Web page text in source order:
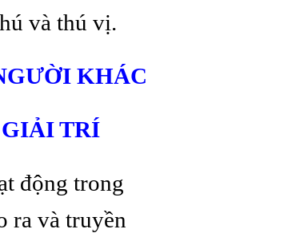
và thú vị.
KHÁC
TRÍ
động trong
ra và truyền